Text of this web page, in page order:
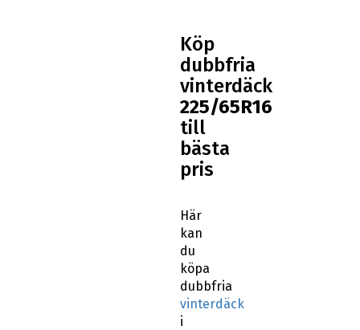
Köp
dubbfria
vinterdäck
225/65R16
till
bästa
pris
Här
kan
du
köpa
dubbfria
vinterdäck
i